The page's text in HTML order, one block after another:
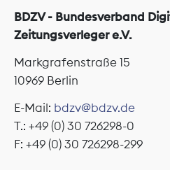
BDZV - Bundesverband
Zeitungsverleger e.V.
Markgrafenstraße 15
10969 Berlin
E-Mail: bdzv@bdzv.de
T.: +49 (0) 30 726298-0
F: +49 (0) 30 726298-299